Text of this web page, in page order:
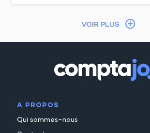
VOIR PLUS
A PROPOS
Qui sommes-nous